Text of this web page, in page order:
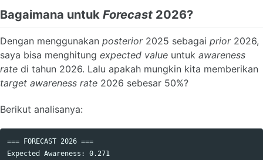
Bagaimana untuk Forecast 2026?
Dengan menggunakan posterior2025 sebagai prior2026,
saya bisa menghitung expected value untuk awareness
rate di tahun 2026. Lalu apakah mungkin kita memberikan
target awareness rate 2026 sebesar 50%?
Berikut analisanya:
=== FORECAST 2026 ===
Expected Awareness: 0.271